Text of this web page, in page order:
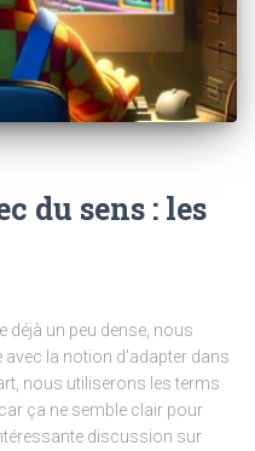
du sens : les
déjà un peu dense, nous
la notion d’adapter dans
nous utiliserons les terms
ça ne semble clair pour
discussion sur